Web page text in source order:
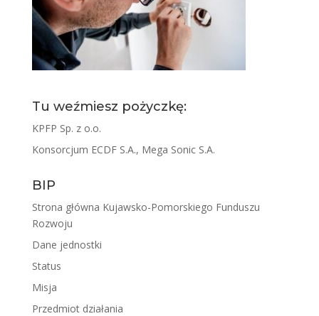
Tu weźmiesz pożyczkę:
KPFP Sp. z o.o.
Konsorcjum ECDF S.A., Mega Sonic S.A.
BIP
Strona główna Kujawsko-Pomorskiego Funduszu
Rozwoju
Dane jednostki
Status
Misja
Przedmiot działania